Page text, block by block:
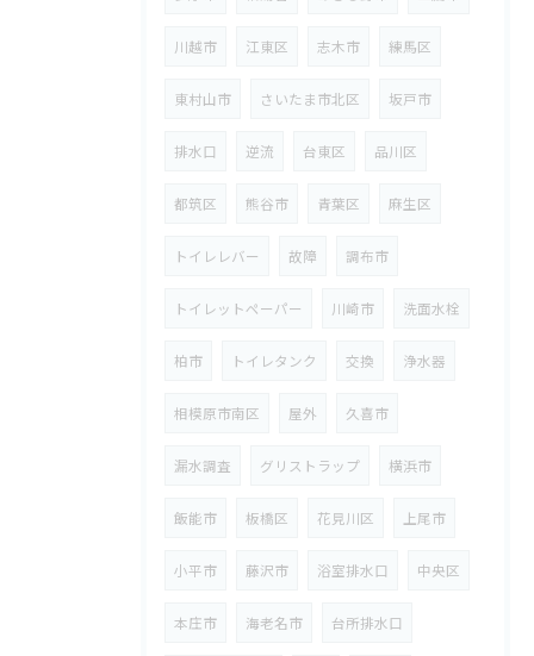
川越市 江東区 志木市 練馬区
東村山市 さいたま市北区 坂戸市
排水口 逆流 台東区 品川区
都筑区 熊谷市 青葉区 麻生区
トイレレバー 故障 調布市
トイレットペーパー 川崎市 洗面水栓
柏市 トイレタンク 交換 浄水器
相模原市南区 屋外 久喜市
漏水調査 グリストラップ 横浜市
飯能市 板橋区 花見川区 上尾市
小平市 藤沢市 浴室排水口 中央区
本庄市 海老名市 台所排水口